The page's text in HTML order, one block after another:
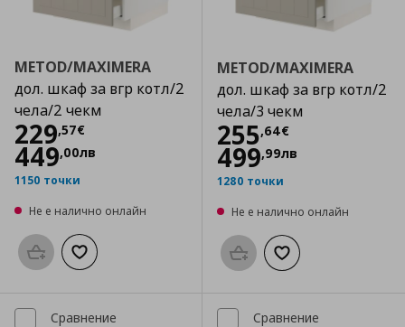
METOD/MAXIMERA
дол. шкаф за вгр котл/2
чела/2 чекм
229,57€
Цена
449,00лв
1150 точки
Не е налично онлайн
Προσθήκη στο καλάθι
Добави към списъка с любими
METOD/MAXIMERA
дол. шкаф за вгр котл/2
чела/3 чекм
255,64€
Цена
499,99лв
1280 точки
Не е налично онлайн
Προσθήκη στο καλάθι
Добави към
Сравнение Сравнение